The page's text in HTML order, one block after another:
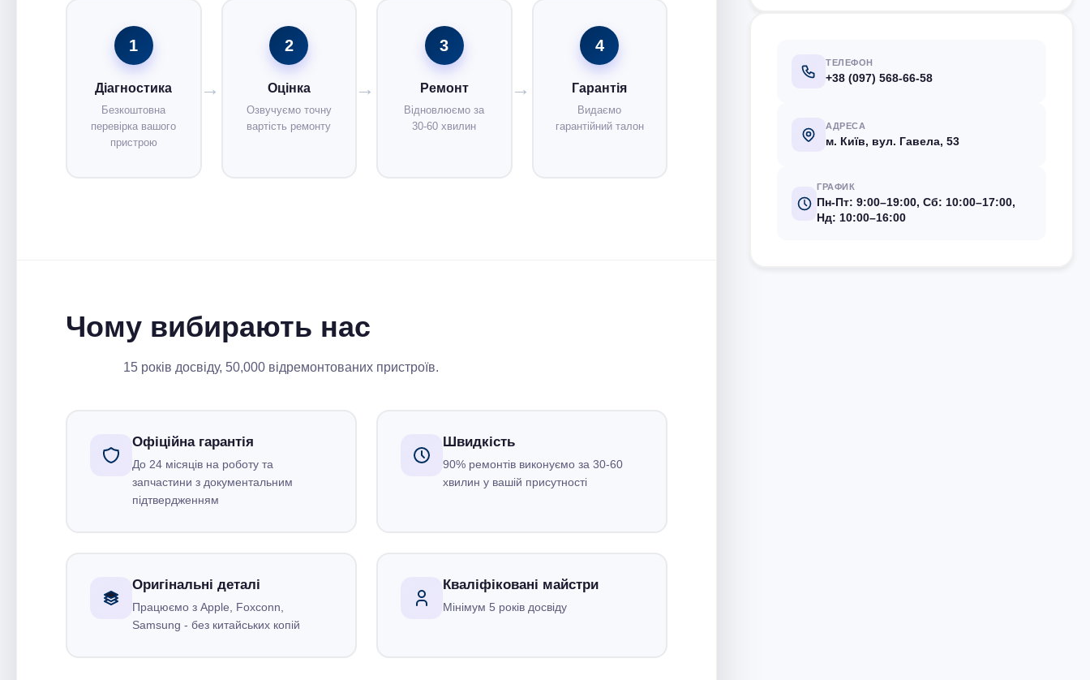
1
Діагностика
Безкоштовна
перевірка вашого
пристрою
2
Оцінка
Озвучуємо точну
вартість ремонту
3
Ремонт
Відновлюємо за
30-60 хвилин
4
Гарантія
Видаємо
гарантійний талон
Чому вибирають нас
15 років досвіду, 50,000 відремонтованих пристроїв.
Офіційна гарантія
До 24 місяців на роботу та
запчастини з документальним
підтвердженням
Швидкість
90% ремонтів виконуємо за 30-60
хвилин у вашій присутності
Оригінальні деталі
Працюємо з Apple, Foxconn,
Samsung - без китайських копій
Кваліфіковані майстри
Мінімум 5 років досвіду
ТЕЛЕФОН
+38 (097) 568-66-58
АДРЕСА
м. Київ, вул. Гавела, 53
ГРАФИК
Пн-Пт: 9:00–19:00, Сб: 10:00–17:00,
Нд: 10:00–16:00